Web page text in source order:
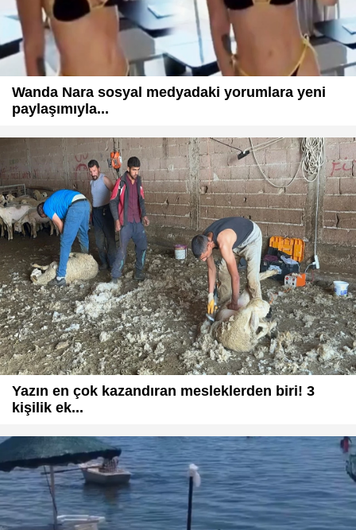
Wanda Nara sosyal medyadaki yorumlara yeni
paylaşımıyla...
Yazın en çok kazandıran mesleklerden biri! 3
kişilik ek...